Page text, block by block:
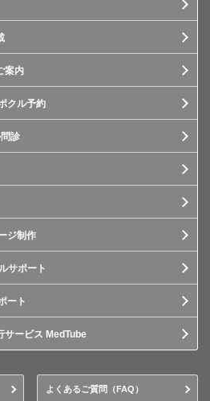
案内
クル予約
診
ジ制作
サポート
ート
サービス MedTube
よくあるご質問（FAQ）